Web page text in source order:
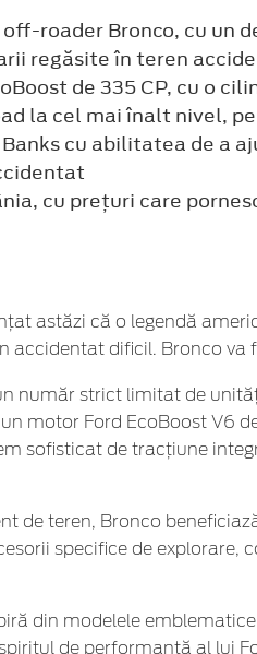
roader Bronco, cu
regăsite în teren
de 335 CP, cu o
la cel mai înalt nivel,
cu abilitatea de a
cu prețuri care
astăzi că o legendă
accidentat dificil. Bronco
număr strict limitat de
motor Ford EcoBoost V6
sofisticat de tracțiune
de teren, Bronco
specifice de
din modelele
de performanță al lui